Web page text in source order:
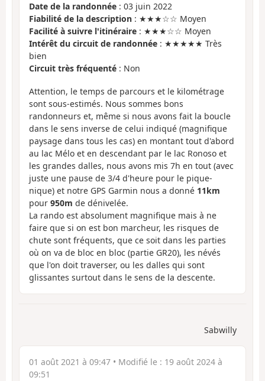
Date de la randonnée : 03 juin 2022
Fiabilité de la description : ★★★☆☆ Moyen
Facilité à suivre l'itinéraire : ★★★☆☆ Moyen
Intérêt du circuit de randonnée : ★★★★★ Très
bien
Circuit très fréquenté : Non
Attention, le temps de parcours et le kilométrage
sont sous-estimés. Nous sommes bons
randonneurs et, même si nous avons fait la boucle
dans le sens inverse de celui indiqué (magnifique
paysage dans tous les cas) en montant tout d'abord
au lac Mélo et en descendant par le lac Ronoso et
les grandes dalles, nous avons mis 7h en tout (avec
juste une pause de 3/4 d'heure pour le pique-
nique) et notre GPS Garmin nous a donné 11km
pour 950m de dénivelée.
La rando est absolument magnifique mais à ne
faire que si on est bon marcheur, les risques de
chute sont fréquents, que ce soit dans les parties
où on va de bloc en bloc (partie GR20), les névés
que l'on doit traverser, ou les dalles qui sont
glissantes surtout dans le sens de la descente.
Sabwilly
01 août 2021 à 09:47 • Modifié le : 19 août 2024 à
09:51